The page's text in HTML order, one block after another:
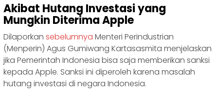
Akibat Hutang Investasi yang
Mungkin Diterima Apple
Dilaporkan sebelumnya Menteri Perindustrian
(Menperin) Agus Gumiwang Kartasasmita menjelaskan
jika Pemerintah Indonesia bisa saja memberikan sanksi
kepada Apple. Sanksi ini diperoleh karena masalah
hutang investasi di negara Indonesia.